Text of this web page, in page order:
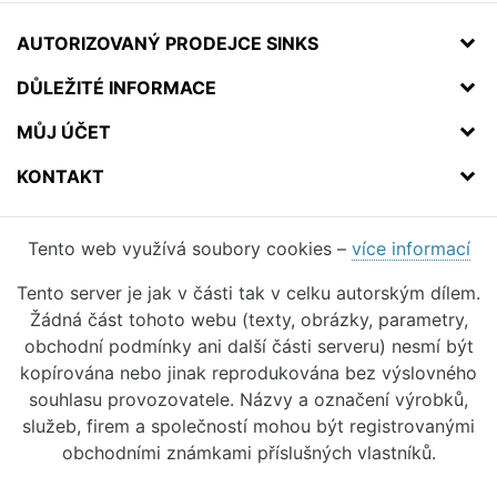
AUTORIZOVANÝ PRODEJCE SINKS
DŮLEŽITÉ INFORMACE
MŮJ ÚČET
KONTAKT
Tento web využívá soubory cookies – více informací
Tento server je jak v části tak v celku autorským dílem.
Žádná část tohoto webu (texty, obrázky, parametry,
obchodní podmínky ani další části serveru) nesmí být
kopírována nebo jinak reprodukována bez výslovného
souhlasu provozovatele. Názvy a označení výrobků,
služeb, firem a společností mohou být registrovanými
obchodními známkami příslušných vlastníků.